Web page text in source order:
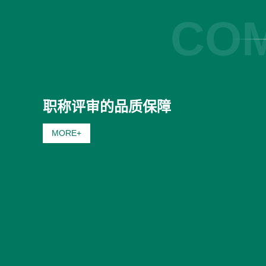
职称评审的品质保障
MORE+